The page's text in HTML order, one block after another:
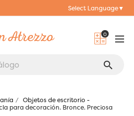
Select Language▼
0
search
Objetos de escritorio -
para decoración. Bronce. Preciosa